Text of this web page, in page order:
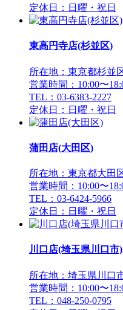
定休日：日曜・祝日
東高円寺店(杉並区)
所在地：東京都杉並
営業時間：10:00〜
TEL：03-6383-2227
定休日：日曜・祝日
蒲田店(大田区)
所在地：東京都大田
営業時間：10:00〜
TEL：03-6424-5966
定休日：日曜・祝日
川口店(埼玉県川口市)
所在地：埼玉県川口
営業時間：10:00〜
TEL：048-250-0795